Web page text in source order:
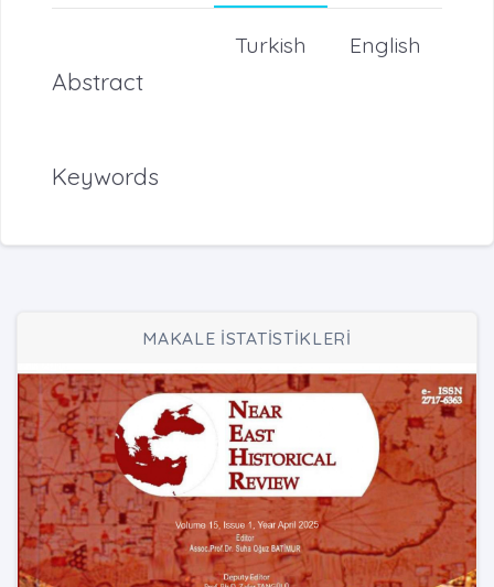
English
Turkish
Abstract
Keywords
MAKALE İSTATİSTİKLERİ